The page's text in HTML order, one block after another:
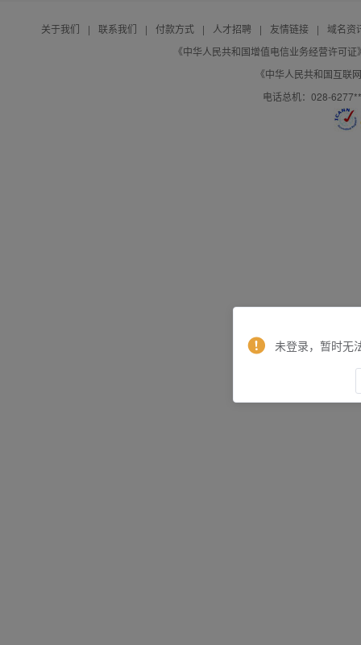
关于我们 | 联系我们 | 付款方式 | 人才招聘 | 友情链接 |
域名资
《中华人民共和国增值电信业务经营许可
《中华人民共和国互联
电话总机：028-
未登录，暂时无